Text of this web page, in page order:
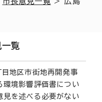
覧
地区市街地再開発事
環境影響評価書につい
見を述べる必要がない